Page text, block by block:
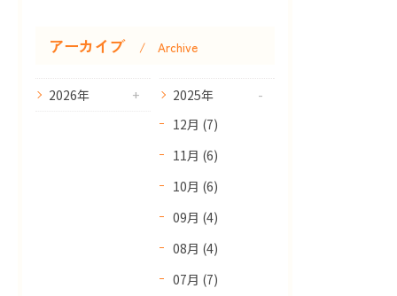
アーカイブ Archive
2026年
2025年
12月 (7)
11月 (6)
10月 (6)
09月 (4)
08月 (4)
07月 (7)